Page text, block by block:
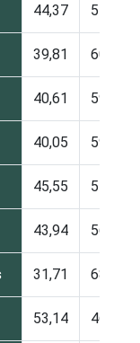
44,37 55,63
39,81 60,19
40,61 59,39
40,05 59,95
45,55 54,45
43,94 56,06
31,71 68,29
53,14 46,86